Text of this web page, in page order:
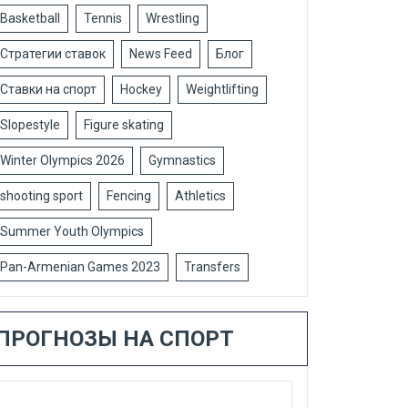
Basketball Tennis Wrestling
Стратегии ставок News Feed Блог
Ставки на спорт Hockey Weightlifting
Slopestyle Figure skating
Winter Olympics 2026 Gymnastics
shooting sport Fencing Athletics
Summer Youth Olympics
Pan-Armenian Games 2023 Transfers
НА СПОРТ